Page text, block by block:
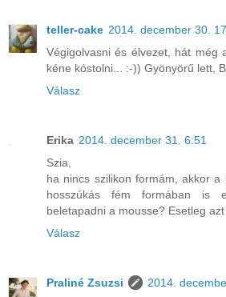
teller-cake 2014. december 30.
Végigolvasni és élvezet, hát még
kéne kóstolni... :-)) Gyönyörű lett,
Válasz
Erika 2014. december 31. 6:51
Szia,
ha nincs szilikon formám, akkor a
hosszúkás fém formában is
beletapadni a mousse? Esetleg
Válasz
Praliné Zsuzsi
2014.